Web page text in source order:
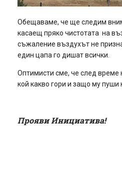
Обещаваме, че ще следим
касаещ пряко чистотата на
съжаление въздухът не
един цапа го дишат всички.
Оптимисти сме, че след
кой какво гори и защо му пуши
Прояви Инициатива!